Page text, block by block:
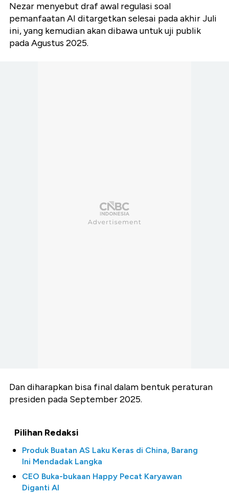
Nezar menyebut draf awal regulasi soal
pemanfaatan AI ditargetkan selesai pada akhir Juli
ini, yang kemudian akan dibawa untuk uji publik
pada Agustus 2025.
Dan diharapkan bisa final dalam bentuk peraturan
presiden pada September 2025.
Pilihan Redaksi
Produk Buatan AS Laku Keras di China, Barang
Ini Mendadak Langka
CEO Buka-bukaan Happy Pecat Karyawan
Diganti AI